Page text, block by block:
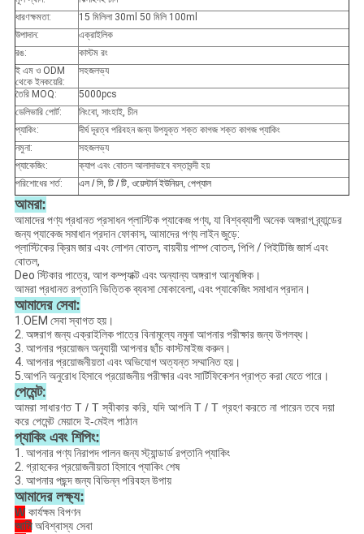
ধারণক্ষমতা:
15 মিলিলা 30ml 50 মিলি 100ml
উপাদান:
এক্রাইলিক
রঙ:
কাস্টম রং
ই এম ও ODM
থেকে ইনকয়েরি:
সহজলভ্য
তৈরি MOQ:
5000pcs
ডেলিভারি পোর্ট:
নিংবো, সাংহাই, চীন
প্যাকিং:
দীর্ঘ দূরত্ব পরিবহন জন্য উপযুক্ত শক্ত কাগজ শক্ত কাগজ প্যাকিং
নমুনা:
সহজলভ্য
প্যাকেজিং:
ক্যাপ এবং বোতল আলাদাভাবে বস্তাবন্দী হয়
পরিশোধের শর্ত:
এল / সি, টি / টি, ওয়েস্টার্ন ইউনিয়ন, পেপ্যাল
আমরা:
আমাদের পণ্য প্রধানত প্রসাধন প্লাস্টিক প্যাকেজ পণ্য, যা বিশ্বব্যাপী অনেক অঙ্গরাগ ব্র্যান্ডের
জন্য প্যাকেজ সমাধান প্রদান ফোকাস, আমাদের পণ্য লাইন জুড়ে:
প্লাস্টিকের ক্রিম জার এবং লোশন বোতল, বায়বীয় পাম্প বোতল, পিপি / পিইটিজি জার্স এবং
বোতল,
Deo স্টিকার পাত্রে, আপ কম্প্যাক্ট এবং অন্যান্য অঙ্গরাগ আনুষঙ্গিক।
আমরা প্রধানত রপ্তানি ভিত্তিক ব্যবসা মোকাবেলা, এবং প্যাকেজিং সমাধান প্রদান।
আমাদের সেবা:
1.OEM সেবা স্বাগত হয়।
2. অঙ্গরাগ জন্য এক্রাইলিক পাত্রে বিনামূল্যে নমুনা আপনার পরীক্ষার জন্য উপলব্ধ।
3. আপনার প্রয়োজন অনুযায়ী আপনার ছাঁচ কাস্টমাইজ করুন।
4. আপনার প্রয়োজনীয়তা এবং অভিযোগ অত্যন্ত সম্মানিত হয়।
5.আপনি অনুরোধ হিসাবে প্রয়োজনীয় পরীক্ষার এবং সার্টিফিকেশন প্রাপ্ত করা যেতে পারে।
পেমেন্ট:
আমরা সাধারণত T / T স্বীকার করি, যদি আপনি T / T গ্রহণ করতে না পারেন তবে দয়া
করে পেমেন্ট মেয়াদে ই-মেইল পাঠান
প্যাকিং এবং শিপিং:
1. আপনার পণ্য নিরাপদ পালন জন্য স্ট্যান্ডার্ড রপ্তানি প্যাকিং
2. গ্রাহকের প্রয়োজনীয়তা হিসাবে প্যাকিং শেষ
3. আপনার পছন্দ জন্য বিভিন্ন পরিবহন উপায়
আমাদের লক্ষ্য:
Wকার্যক্ষম বিপণন
আমিঅবিশ্বাস্য সেবা